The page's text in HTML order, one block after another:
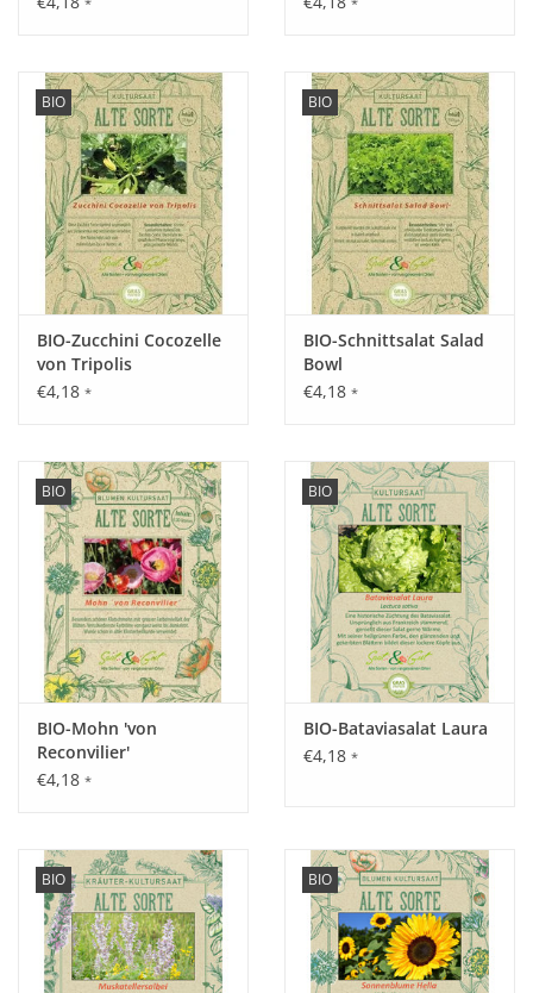
Aussaat:
Vorzucht von Februar - April, ab Mai im Freiland.
Keimung:
Optimale Keimung bei ca. 25°C, nach ca. 15 - 20 Tagen.
Kultur:
Pflanzabstand in der Reihe 50 cm, zwischen den Reihen 50
Standort:
Sonnig, warm und windgeschützt. Nährstoffreicher Boden mit
hohem Humusanteil.
Ernte / Blüte:
August - Oktober.
Verwendung:
Aubergine darf gerne auch gegrillt oder gebraten serviert
werden, auch überbacken ein Schmaus.
Tipp:
BIO
BIO-Zucchini Cocozelle
von Tripolis
€4,18 *
BIO
BIO-Schnittsalat Salad
Bowl
€4,18 *
BIO
BIO-Mohn 'von
Reconvilier'
€4,18 *
BIO
BIO-Bataviasalat Laura
€4,18 *
BIO BIO